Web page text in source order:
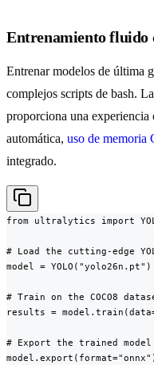
Entrenamiento fluido
Entrenar modelos de última
complejos scripts de bash.
proporciona una experiencia
automática, uso de memoria
integrado.
from ultralytics import
# Load the cutting-edge
model = YOLO("yolo26n.pt")
# Train on the COCO8
results =
# Export the trained model